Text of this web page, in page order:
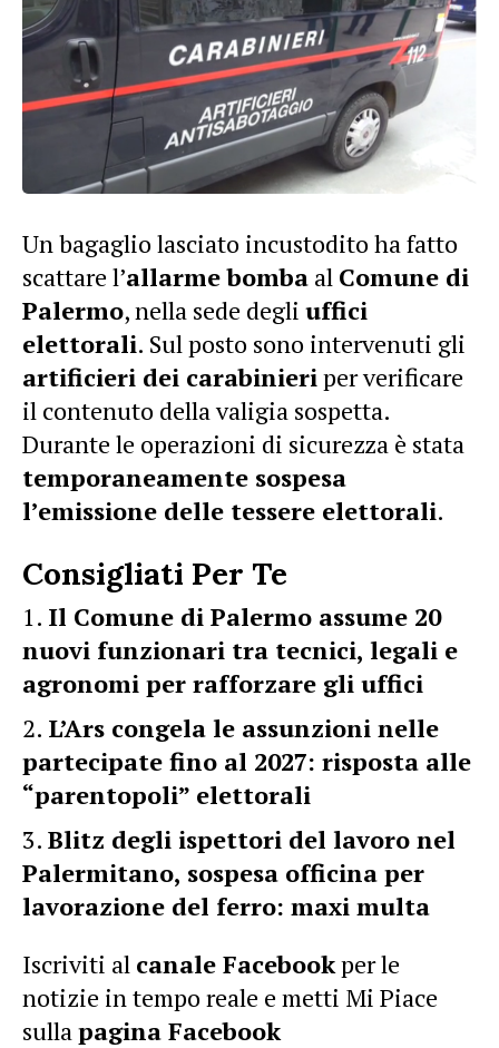
Un bagaglio lasciato incustodito ha fatto
scattare l’allarme bomba al Comune di
Palermo, nella sede degli uffici
elettorali. Sul posto sono intervenuti gli
artificieri dei carabinieriper verificare
il contenuto della valigia sospetta.
Durante le operazioni di sicurezza è stata
temporaneamente sospesa
l’emissione delle tessere elettorali.
Consigliati Per Te
Il Comune di Palermo assume 20
nuovi funzionari tra tecnici, legali e
agronomi per rafforzare gli uffici
L’Ars congela le assunzioni nelle
partecipate fino al 2027: risposta alle
“parentopoli” elettorali
Blitz degli ispettori del lavoro nel
Palermitano, sospesa officina per
lavorazione del ferro: maxi multa
Iscriviti al canale Facebookper le
notizie in tempo reale e metti Mi Piace
sullapagina Facebook